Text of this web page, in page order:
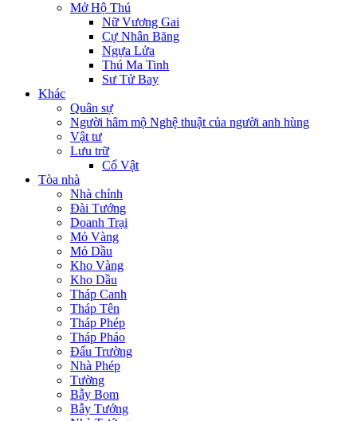
Mở Hộ Thú
Nữ Vương Gai
Cự Nhân Băng
Ngựa Lửa
Thú Ma Tinh
Sư Tử Bay
Khác
Quân sự
Người hâm mộ Nghệ thuật của người anh hùng
Vật tư
Lưu trữ
Cổ Vật
Tòa nhà
Nhà chính
Đài Tướng
Doanh Trại
Mỏ Vàng
Mỏ Dầu
Kho Vàng
Kho Dầu
Tháp Canh
Tháp Tên
Tháp Phép
Tháp Pháo
Đấu Trường
Nhà Phép
Tường
Bẫy Bom
Bẫy Tướng